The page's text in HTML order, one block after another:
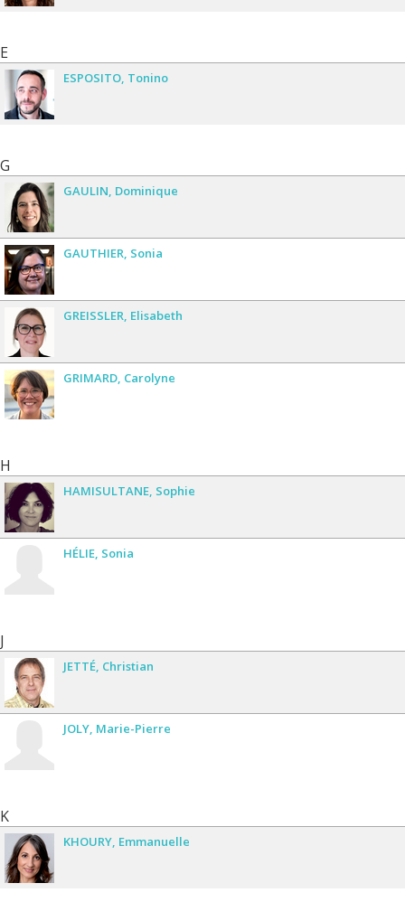
E
ESPOSITO Tonino
G
GAULIN Dominique
GAUTHIER Sonia
GREISSLER Elisabeth
GRIMARD Carolyne
H
HAMISULTANE Sophie
HÉLIE Sonia
J
JETTÉ Christian
JOLY Marie-Pierre
K
KHOURY Emmanuelle